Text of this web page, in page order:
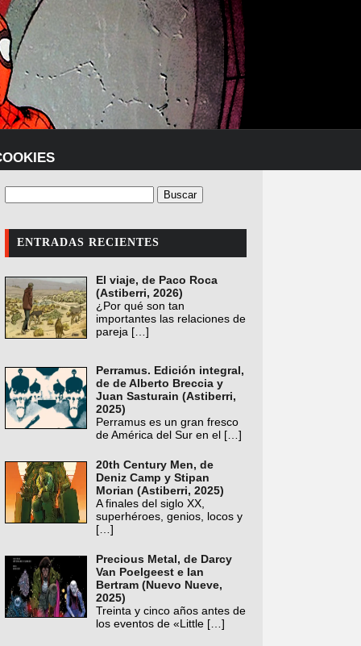
ENTRADAS RECIENTES
El viaje, de Paco Roca
(Astiberri, 2026)
¿Por qué son tan
importantes las relaciones de
pareja […]
Perramus. Edición integral,
de de Alberto Breccia y
Juan Sasturain (Astiberri,
2025)
Perramus es un gran fresco
de América del Sur en el […]
20th Century Men, de
Deniz Camp y Stipan
Morian (Astiberri, 2025)
A finales del siglo XX,
superhéroes, genios, locos y
[…]
Precious Metal, de Darcy
Van Poelgeest e Ian
Bertram (Nuevo Nueve,
2025)
Treinta y cinco años antes de
los eventos de «Little […]